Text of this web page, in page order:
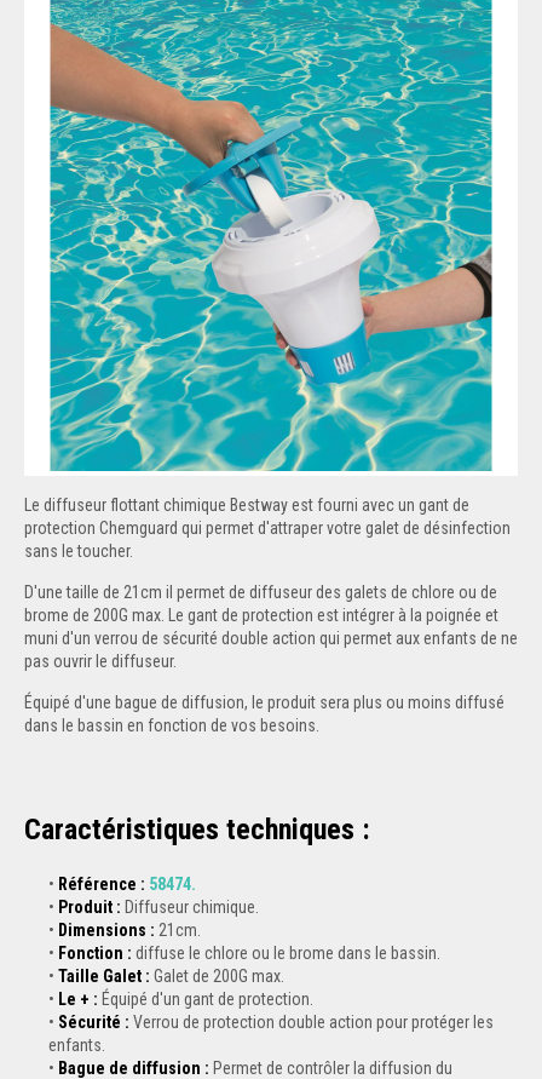
Le diffuseur flottant chimique Bestway est fourni avec un gant de
protection Chemguard qui permet d'attraper votre galet de désinfection
sans le toucher.
D'une taille de 21cm il permet de diffuseur des galets de chlore ou de
brome de 200G max. Le gant de protection est intégrer à la poignée et
muni d'un verrou de sécurité double action qui permet aux enfants de ne
pas ouvrir le diffuseur.
Équipé d'une bague de diffusion, le produit sera plus ou moins diffusé
dans le bassin en fonction de vos besoins.
Caractéristiques techniques :
Référence : 58474.
Produit : Diffuseur chimique.
Dimensions : 21cm.
Fonction : diffuse le chlore ou le brome dans le bassin.
Taille Galet : Galet de 200G max.
Le + : Équipé d'un gant de protection.
Sécurité : Verrou de protection double action pour protéger les
enfants.
Bague de diffusion : Permet de contrôler la diffusion du